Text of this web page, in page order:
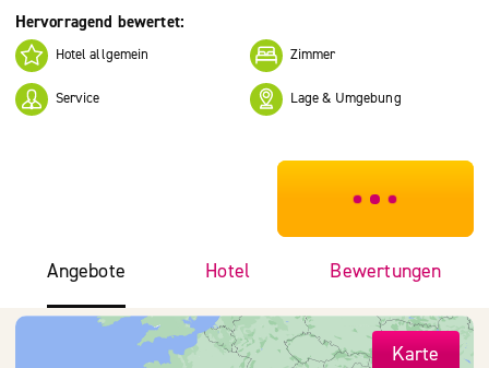
Hervorragend bewertet:
Hotel allgemein Zimmer
Service Lage & Umgebung
***************
Angebote Hotel Bewertungen
Karte